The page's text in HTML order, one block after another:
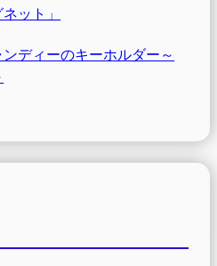
ット」
ディーのキーホルダー～